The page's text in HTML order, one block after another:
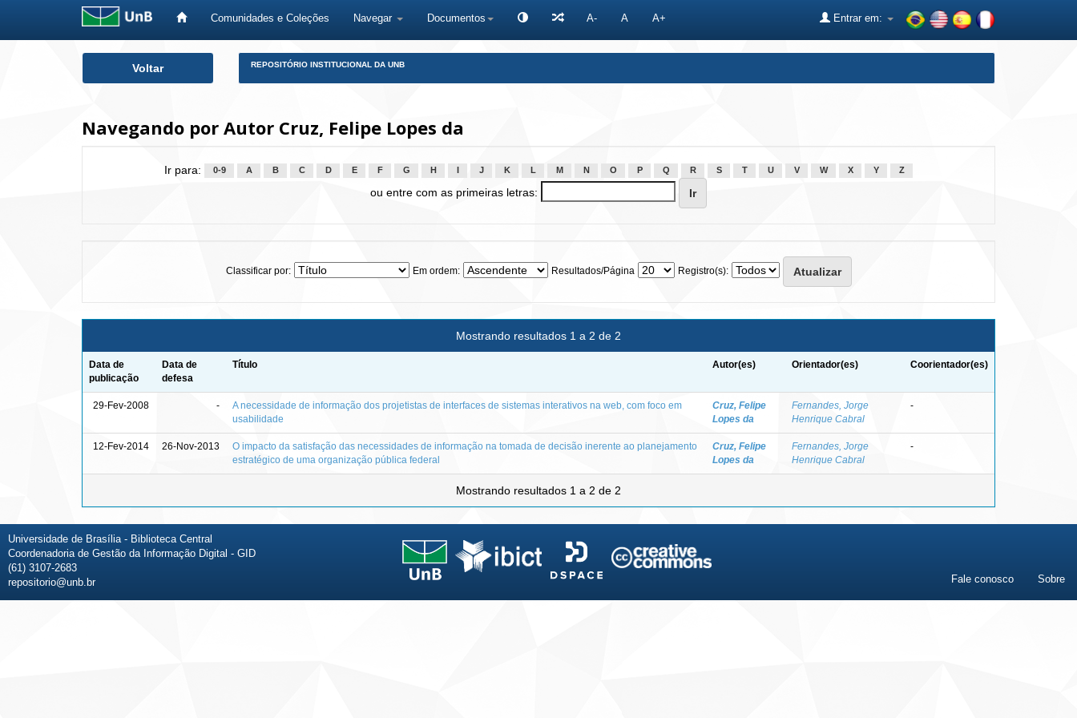
Comunidades e Coleções Navegar Documentos A- A A+ Entrar em:
Voltar REPOSITÓRIO INSTITUCIONAL DA UNB
Navegando por Autor Cruz, Felipe Lopes da
Ir para: 0-9 A B C D E F G H J K L M N O P Q R S T U V W X Y Z
ou entre com as primeiras letras:
Classificar por: Em ordem: Resultados/Página Registro(s):
Mostrando resultados 1 a 2 de 2
Data de
publicação
Data de
defesa
Título Autor(es) Orientador(es) Coorientador(es)
29-Fev-2008 -
A necessidade de informação dos projetistas de interfaces de sistemas interativos na web, com foco em
usabilidade
Cruz, Felipe
Lopes da
Fernandes, Jorge
Henrique Cabral
-
12-Fev-2014 26-Nov-2013
O impacto da satisfação das necessidades de informação na tomada de decisão inerente ao planejamento
estratégico de uma organização pública federal
Cruz, Felipe
Lopes da
Fernandes, Jorge
Henrique Cabral
-
Mostrando resultados 1 a 2 de 2
Universidade de Brasília - Biblioteca Central
Coordenadoria de Gestão da Informação Digital - GID
(61) 3107-2683
repositorio@unb.br
Fale conosco Sobre